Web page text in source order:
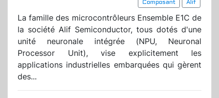
Composant
Alif
La famille des microcontrôleurs Ensemble E1C de
la société Alif Semiconductor, tous dotés d'une
unité neuronale intégrée (NPU, Neuronal
Processor Unit), vise explicitement les
applications industrielles embarquées qui gèrent
des...